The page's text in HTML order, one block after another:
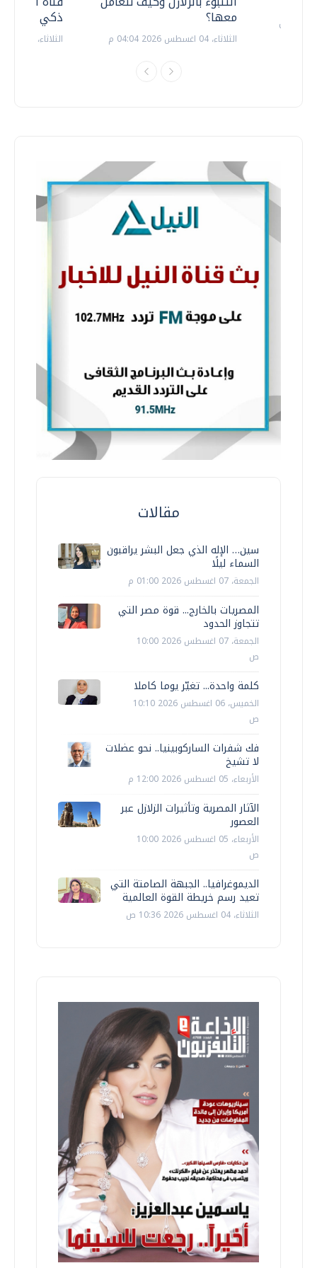
ذكي
الثلاثاء، 14 يوليو 2026 06:11 م
معها؟
الثلاثاء، 04 اغسطس 2026 04:04 م
مقالات
سين… الإله الذي جعل البشر يراقبون
السماء ليلًا
الجمعة، 07 اغسطس 2026 01:00 م
المصريات بالخارج... قوة مصر التي
تتجاوز الحدود
الجمعة، 07 اغسطس 2026 10:00
ص
كلمة واحدة... تغيّر يوما كاملا
الخميس، 06 اغسطس 2026 10:10
ص
فك شفرات الساركوبينيا.. نحو عضلات
لا تشيخ
الأربعاء، 05 اغسطس 2026 12:00 م
الآثار المصرية وتأثيرات الزلازل عبر
العصور
الأربعاء، 05 اغسطس 2026 10:00
ص
الديموغرافيا.. الجبهة الصامتة التي
تعيد رسم خريطة القوة العالمية
الثلاثاء، 04 اغسطس 2026 10:36 ص